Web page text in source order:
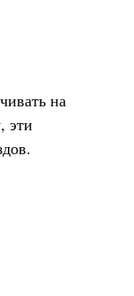
на
эти